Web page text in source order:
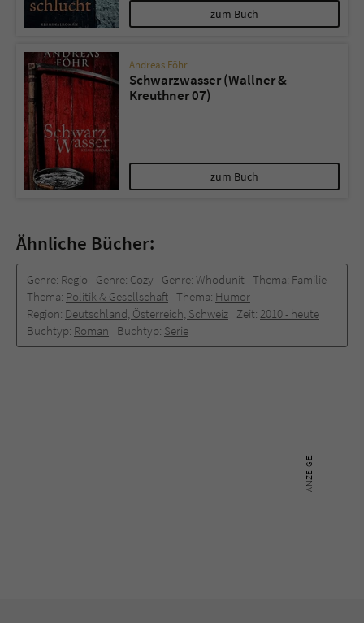
zum Buch
Andreas Föhr
Schwarzwasser (Wallner &
Kreuthner 07)
zum Buch
Ähnliche Bücher:
Genre: Regio Genre: Cozy Genre: Whodunit Thema: Familie
Thema: Politik & Gesellschaft Thema: Humor
Region: Deutschland, Österreich, Schweiz Zeit: 2010 -­ heute
Buchtyp: Roman Buchtyp: Serie